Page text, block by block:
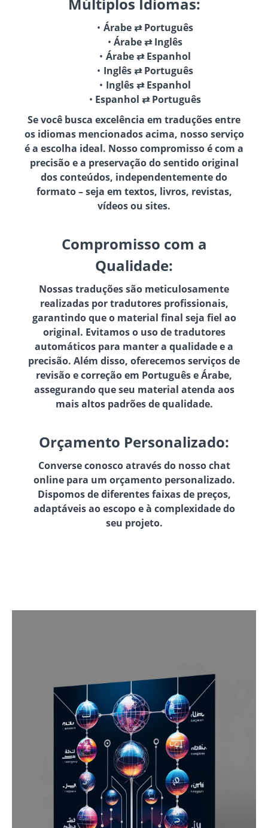
Árabe ⇄ Português
Árabe ⇄ Inglês
Árabe ⇄ Espanhol
Inglês ⇄ Português
Inglês ⇄ Espanhol
Espanhol ⇄ Português
Se você busca excelência em traduções entre
os idiomas mencionados acima, nosso serviço
é a escolha ideal. Nosso compromisso é com a
precisão e a preservação do sentido original
dos conteúdos, independentemente do
formato – seja em textos, livros, revistas,
vídeos ou sites.
Compromisso com a
Qualidade:
Nossas traduções são meticulosamente
realizadas por tradutores profissionais,
garantindo que o material final seja fiel ao
original. Evitamos o uso de tradutores
automáticos para manter a qualidade e a
precisão. Além disso, oferecemos serviços de
revisão e correção em Português e Árabe,
assegurando que seu material atenda aos
mais altos padrões de qualidade.
Orçamento Personalizado:
Converse conosco através do nosso chat
online para um orçamento personalizado.
Dispomos de diferentes faixas de preços,
adaptáveis ao escopo e à complexidade do
seu projeto.